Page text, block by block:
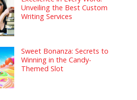
Unveiling the Best Custom
Writing Services
Sweet Bonanza: Secrets to
Winning in the Candy-
Themed Slot